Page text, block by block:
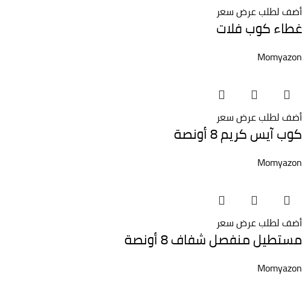
أضف لطلب عرض سعر
غطاء كوب فلات
Momyazon
أضف لطلب عرض سعر
كوب آيس كريم 8 أونصة
Momyazon
أضف لطلب عرض سعر
مستطيل منفصل شفاف 8 أونصة
Momyazon